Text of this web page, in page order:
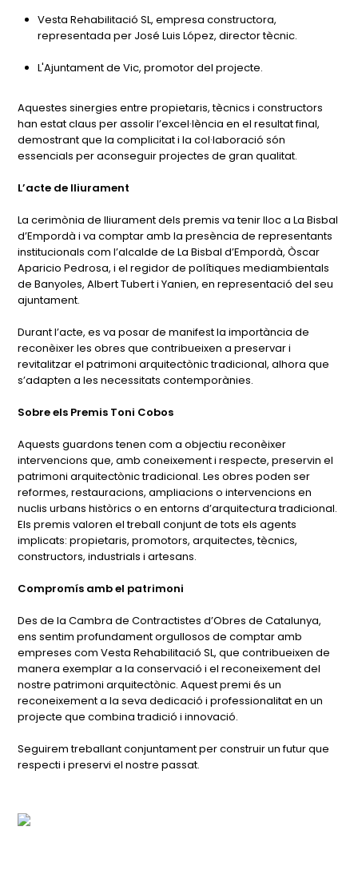
Vesta Rehabilitació SL, empresa constructora,
representada per José Luis López, director tècnic.
L'Ajuntament de Vic, promotor del projecte.
Aquestes sinergies entre propietaris, tècnics i constructors
han estat claus per assolir l’excel·lència en el resultat final,
demostrant que la complicitat i la col·laboració són
essencials per aconseguir projectes de gran qualitat.
L’acte de lliurament
La cerimònia de lliurament dels premis va tenir lloc a La Bisbal
d’Empordà i va comptar amb la presència de representants
institucionals com l’alcalde de La Bisbal d’Empordà, Òscar
Aparicio Pedrosa, i el regidor de polítiques mediambientals
de Banyoles, Albert Tubert i Yanien, en representació del seu
ajuntament.
Durant l’acte, es va posar de manifest la importància de
reconèixer les obres que contribueixen a preservar i
revitalitzar el patrimoni arquitectònic tradicional, alhora que
s’adapten a les necessitats contemporànies.
Sobre els Premis Toni Cobos
Aquests guardons tenen com a objectiu reconèixer
intervencions que, amb coneixement i respecte, preservin el
patrimoni arquitectònic tradicional. Les obres poden ser
reformes, restauracions, ampliacions o intervencions en
nuclis urbans històrics o en entorns d’arquitectura tradicional.
Els premis valoren el treball conjunt de tots els agents
implicats: propietaris, promotors, arquitectes, tècnics,
constructors, industrials i artesans.
Compromís amb el patrimoni
Des de la Cambra de Contractistes d’Obres de Catalunya,
ens sentim profundament orgullosos de comptar amb
empreses com Vesta Rehabilitació SL, que contribueixen de
manera exemplar a la conservació i el reconeixement del
nostre patrimoni arquitectònic. Aquest premi és un
reconeixement a la seva dedicació i professionalitat en un
projecte que combina tradició i innovació.
Seguirem treballant conjuntament per construir un futur que
respecti i preservi el nostre passat.